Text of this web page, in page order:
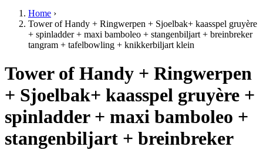
Home ›
Tower of Handy + Ringwerpen + Sjoelbak+ kaasspel gruyère
+ spinladder + maxi bamboleo + stangenbiljart + breinbreker
tangram + tafelbowling + knikkerbiljart klein
Tower of Handy + Ringwerpen
+ Sjoelbak+ kaasspel gruyère +
spinladder + maxi bamboleo +
stangenbiljart + breinbreker